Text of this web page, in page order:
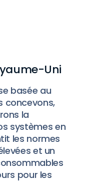
Uni
basée au
concevons,
la
systèmes en
les normes
et un
pour les